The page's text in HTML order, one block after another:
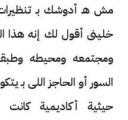
مش هـ أدوشك بـ
خلينى أقول لك إنه هذا
ومجتمعه ومحيطه
السور أو الحاجز اللى بـ
حيثية أكاديمية كانت